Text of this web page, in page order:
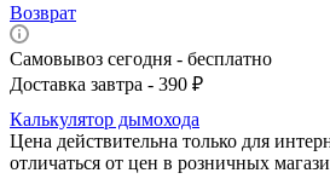
Возврат
Самовывоз сегодня - бесплатно
Доставка завтра - 390 ₽
Калькулятор дымохода
Цена действительна только для
отличаться от цен в розничных